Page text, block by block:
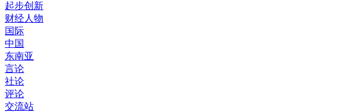
起步创新
财经人物
国际
中国
东南亚
言论
社论
评论
交流站